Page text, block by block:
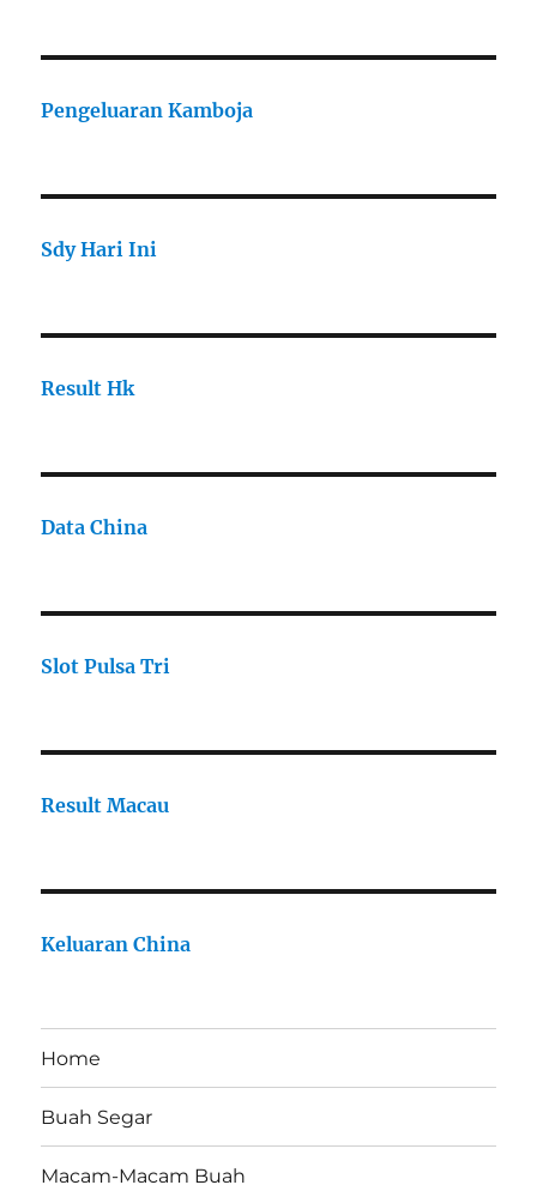
Pengeluaran Kamboja
Sdy Hari Ini
Result Hk
Data China
Slot Pulsa Tri
Result Macau
Keluaran China
Home
Buah Segar
Macam-Macam Buah